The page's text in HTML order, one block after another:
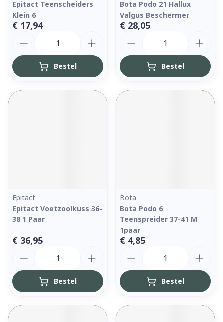
Epitact Teenscheiders
Klein 6
€ 17,94
Bestel
Bota Podo 21 Hallux
Valgus Beschermer
€ 28,05
Bestel
Epitact
Epitact Voetzoolkuss 36-
38 1 Paar
€ 36,95
Bestel
Bota
Bota Podo 6
Teenspreider 37-41 M
1paar
€ 4,85
Bestel